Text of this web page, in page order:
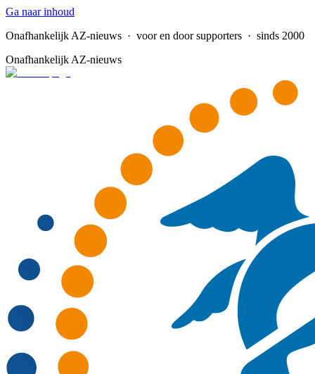
Ga naar inhoud
Onafhankelijk AZ-nieuws · voor en door supporters · sinds 2000
Onafhankelijk AZ-nieuws